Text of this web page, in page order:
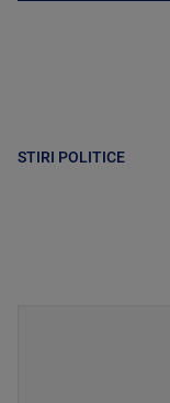
STIRI POLITICE